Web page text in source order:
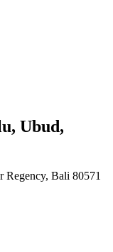
Ubud,
Regency, Bali 80571